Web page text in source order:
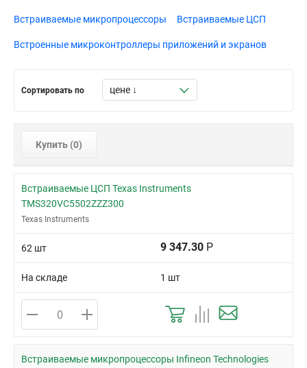
64-LQFP
64-QFN (9x9)
64-TQFP (10x10)
64-TQFP (14x14)
80-PQFP (14x14)
80-TQFP
Встраиваемые микропроцессоры Встраиваемые ЦСП
Встроенные микроконтроллеры приложений и экранов
Сортировать по
Купить (0)
Встраиваемые ЦСП Texas Instruments
TMS320VC5502ZZZ300
Texas Instruments
62 шт 9 347.30 Р
На складе 1 шт
Встраиваемые микропроцессоры Infineon Technologies